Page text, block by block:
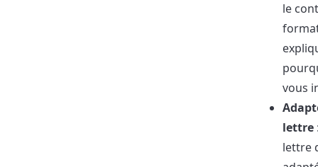
le
vous
lettre
lettre